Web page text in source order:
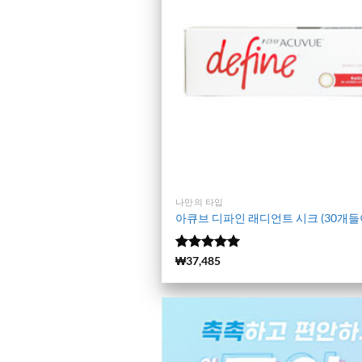
나만의 타입
아큐브 디파인 래디언트 시크 (30개들
5 중에서
가됨
(6617)
₩37,485